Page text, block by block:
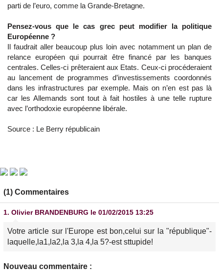
parti de l’euro, comme la Grande-Bretagne.
Pensez-vous que le cas grec peut modifier la politique
Européenne ?
Il faudrait aller beaucoup plus loin avec notamment un plan de
relance européen qui pourrait être financé par les banques
centrales. Celles-ci prêteraient aux Etats. Ceux-ci procéderaient
au lancement de programmes d’investissements coordonnés
dans les infrastructures par exemple. Mais on n’en est pas là
car les Allemands sont tout à fait hostiles à une telle rupture
avec l’orthodoxie européenne libérale.
Source : Le Berry républicain
(1) Commentaires
1. Olivier BRANDENBURG le 01/02/2015 13:25
Votre article sur l'Europe est bon,celui sur la "république"-
laquelle,la1,la2,la 3,la 4,la 5?-est sttupide!
Nouveau commentaire :